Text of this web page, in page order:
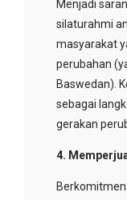
Menjadi
silaturahmi
masyarakat
perubahan
Baswedan).
sebagai
gerakan
4.